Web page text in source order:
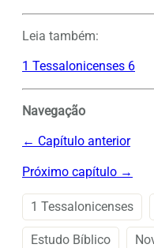
Leia também:
1 Tessalonicenses 6
Navegação
← Capítulo anterior
Próximo capítulo →
1 Tessalonicenses
Estudo Bíblico